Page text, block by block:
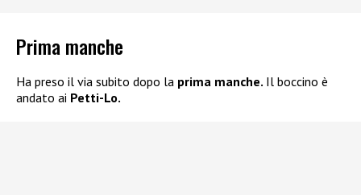
Prima manche
Ha preso il via subito dopo la prima manche. Il boccino è
andato ai Petti-Lo.